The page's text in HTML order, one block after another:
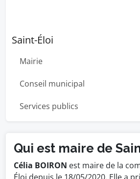
Saint-Éloi
Mairie
Conseil municipal
Services publics
Qui est maire de
Célia BOIRON est maire de la